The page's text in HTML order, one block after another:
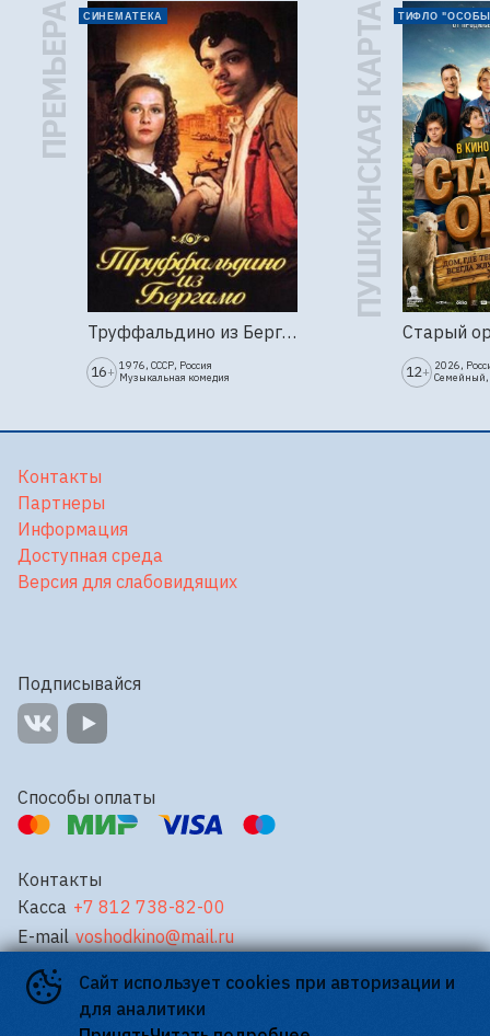
ПРЕМЬЕРА СИНЕМАТЕКА
Труффальдино из Бергамо (1976г., Ленфильм, 2 серии)
16+ 1976, СССР, Россия
Музыкальная комедия
ПУШКИНСКАЯ КАРТА ТИФЛО
Старый
12+ 2026,
Семейный,
Сайт использует cookies при авторизации и
для аналитики
Контакты
Партнеры
Информация
Доступная среда
Версия для слабовидящих
Подписывайся
Способы оплаты
Контакты
Касса +7 812 738-82-00
E-mail voshodkino@mail.ru
Powered by p24.app